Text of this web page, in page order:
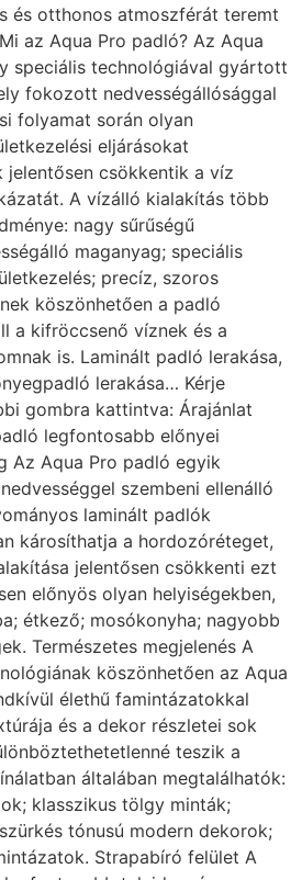
és otthonos atmoszférát teremt
az Aqua Pro padló? Az Aqua
speciális technológiával gyártott
fokozott nedvességállósággal
folyamat során olyan
eljárásokat
jelentősen csökkentik a víz
A vízálló kialakítás több
nagy sűrűségű
maganyag; speciális
precíz, szoros
köszönhetően a padló
a kifröccsenő víznek és a
is. Laminált padló lerakása,
lerakása… Kérje
gombra kattintva: Árajánlat
legfontosabb előnyei
Az Aqua Pro padló egyik
szembeni ellenálló
laminált padlók
károsíthatja a hordozóréteget,
jelentősen csökkenti ezt
előnyös olyan helyiségekben,
étkező; mosókonyha; nagyobb
Természetes megjelenés A
köszönhetően az Aqua
élethű famintázatokkal
és a dekor részletei sok
teszik a
általában megtalálhatók:
klasszikus tölgy minták;
tónusú modern dekorok;
Strapabíró felület A